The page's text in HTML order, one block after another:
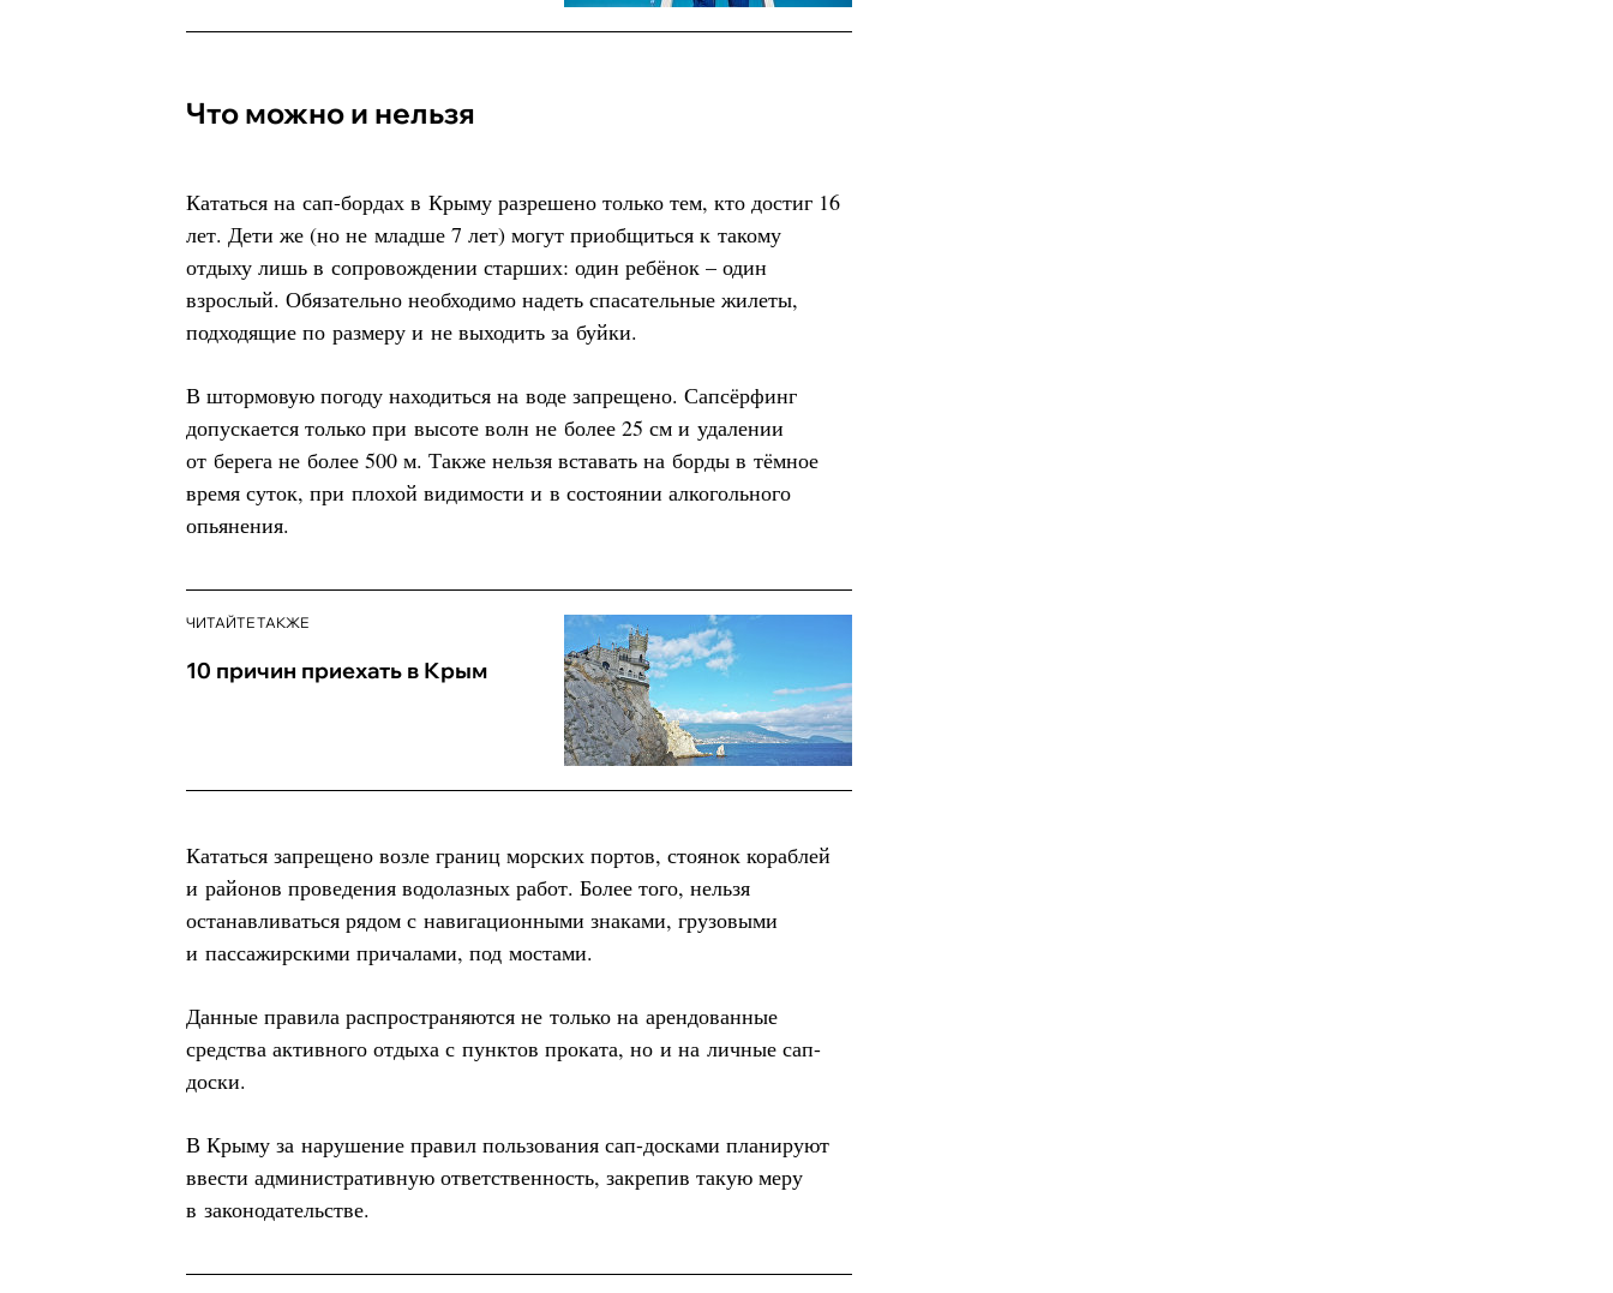
Что можно и нельзя
Кататься на сап-бордах в Крыму разрешено только тем, кто достиг 16
лет. Дети же (но не младше 7 лет) могут приобщиться к такому
отдыху лишь в сопровождении старших: один ребёнок – один
взрослый. Обязательно необходимо надеть спасательные жилеты,
подходящие по размеру и не выходить за буйки.
В штормовую погоду находиться на воде запрещено. Сапсёрфинг
допускается только при высоте волн не более 25 см и удалении
от берега не более 500 м. Также нельзя вставать на борды в тёмное
время суток, при плохой видимости и в состоянии алкогольного
опьянения.
ЧИТАЙТЕ ТАКЖЕ
10 причин приехать в Крым
Кататься запрещено возле границ морских портов, стоянок кораблей
и районов проведения водолазных работ. Более того, нельзя
останавливаться рядом с навигационными знаками, грузовыми
и пассажирскими причалами, под мостами.
Данные правила распространяются не только на арендованные
средства активного отдыха с пунктов проката, но и на личные сап-
доски.
В Крыму за нарушение правил пользования сап-досками планируют
ввести административную ответственность, закрепив такую меру
в законодательстве.